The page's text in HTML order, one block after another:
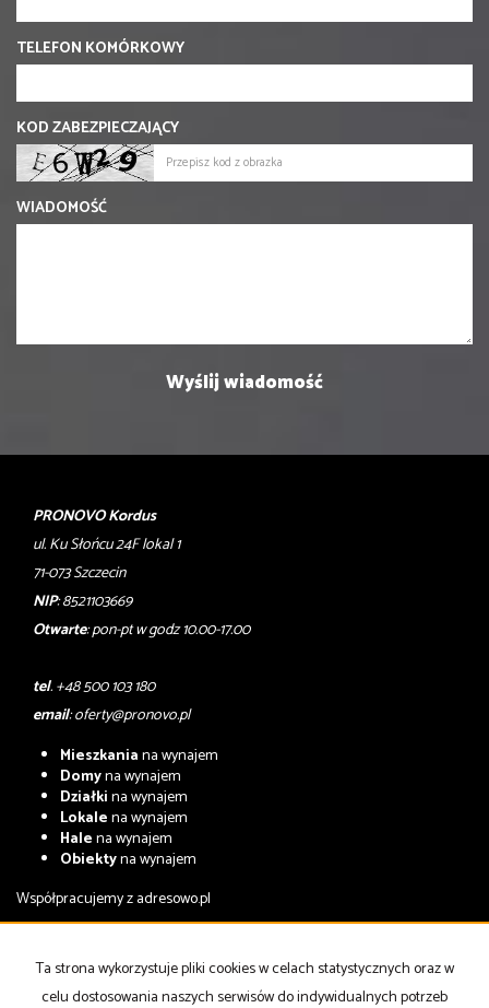
TELEFON KOMÓRKOWY
KOD ZABEZPIECZAJĄCY
WIADOMOŚĆ
PRONOVO Kordus
ul. Ku Słońcu 24F lokal 1
71-073 Szczecin
NIP: 8521103669
Otwarte: pon-pt w godz 10.00-17.00
tel. +48 500 103 180
email:oferty@pronovo.pl
Mieszkaniana wynajem
Domyna wynajem
Działkina wynajem
Lokalena wynajem
Halena wynajem
Obiektyna wynajem
Współpracujemy zadresowo.pl
Domyna sprzedaż
Działkina sprzedaż
Lokalena sprzedaż
Ta strona wykorzystuje pliki cookies w celach statystycznych oraz w
celu dostosowania naszych serwisów do indywidualnych potrzeb